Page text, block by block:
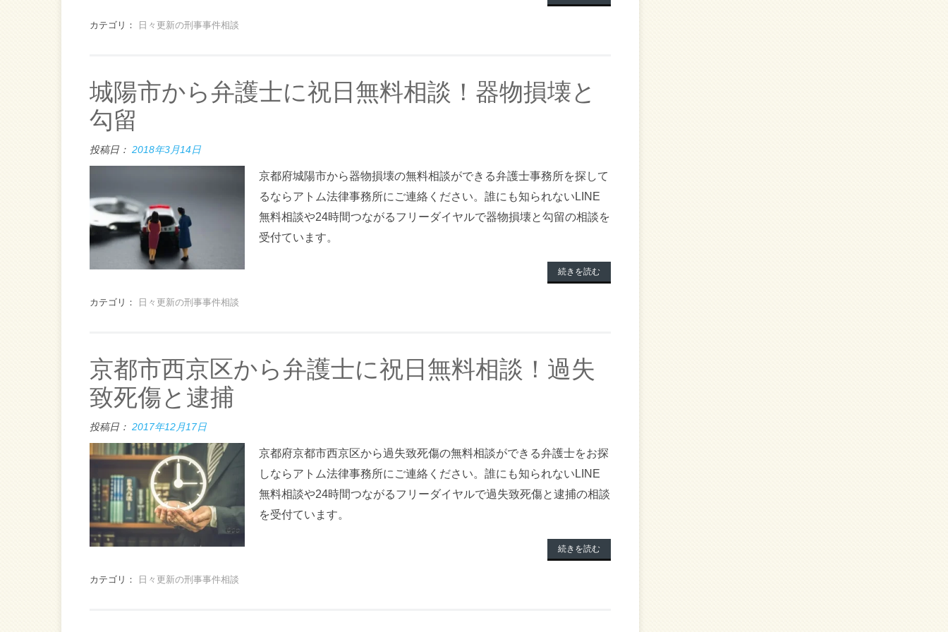
カテゴリ： 日々更新の刑事事件相談
城陽市から弁護士に祝日無料相談！器物損壊と
勾留
投稿日： 2018年3月14日
京都府城陽市から器物損壊の無料相談ができる弁護士事務所を探して
るならアトム法律事務所にご連絡ください。誰にも知られないLINE
無料相談や24時間つながるフリーダイヤルで器物損壊と勾留の相談を
受付ています。
続きを読む
カテゴリ： 日々更新の刑事事件相談
京都市西京区から弁護士に祝日無料相談！過失
致死傷と逮捕
投稿日： 2017年12月17日
京都府京都市西京区から過失致死傷の無料相談ができる弁護士をお探
しならアトム法律事務所にご連絡ください。誰にも知られないLINE
無料相談や24時間つながるフリーダイヤルで過失致死傷と逮捕の相談
を受付ています。
続きを読む
カテゴリ： 日々更新の刑事事件相談